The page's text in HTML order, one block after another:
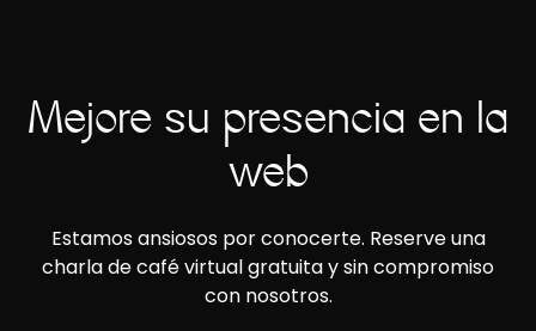
Mejore su presencia en la
web
Estamos ansiosos por conocerte. Reserve una
charla de café virtual gratuita y sin compromiso
con nosotros.